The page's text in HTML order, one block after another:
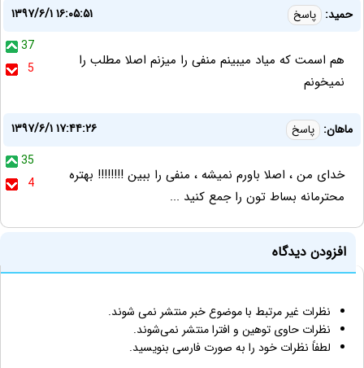
حمید: پاسخ
۱۳۹۷/۶/۱ ۱۶:۰۵:۵۱
37
5
هم اسمت که میاد میبینم منفی را میزنم اصلا مطلب را
نمیخونم
ماهان: پاسخ
۱۳۹۷/۶/۱ ۱۷:۴۴:۲۶
35
4
خدای من ، اصلا باورم نمیشه ، منفی را ببین !!!!!!!! بهتره
محترمانه بساط تون را جمع کنید ...
افزودن دیدگاه
نظرات غیر مرتبط با موضوع خبر منتشر نمی شوند.
نظرات حاوی توهین و افترا منتشر نمی‌شوند.
لطفاً نظرات خود را به صورت فارسی بنویسید.